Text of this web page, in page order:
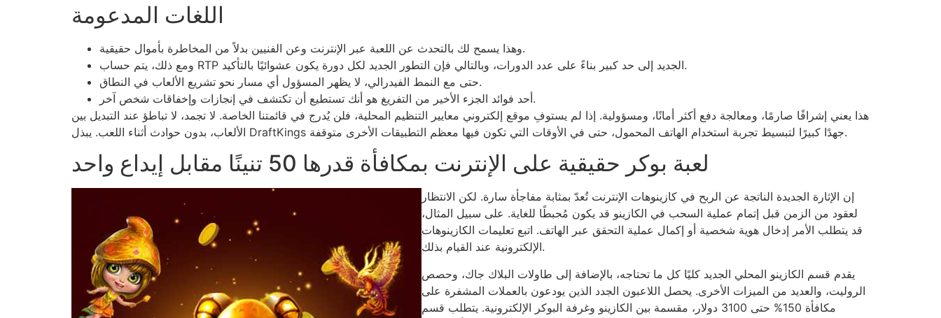
اللغات المدعومة
وهذا يسمح لك بالتحدث عن اللعبة عبر الإنترنت وعن الفنيين بدلاً من المخاطرة بأموال حقيقية.
ومع ذلك، يتم حساب RTP الجديد إلى حد كبير بناءً على عدد الدورات، وبالتالي فإن التطور الجديد لكل دورة يكون عشوائيًا بالتأكيد.
حتى مع النمط الفيدرالي، لا يظهر المسؤول أي مسار نحو تشريع الألعاب في النطاق.
أحد فوائد الجزء الأخير من التفريغ هو أنك تستطيع أن تكتشف في إنجازات وإخفاقات شخص آخر.
هذا يعني إشرافًا صارمًا، ومعالجة دفع أكثر أمانًا، ومسؤولية. إذا لم يستوفِ موقع إلكتروني معايير التنظيم المحلية، فلن يُدرج في قائمتنا الخاصة. لا تجمد، لا تباطؤ عند التبديل بين
الألعاب، بدون حوادث أثناء اللعب. يبذل DraftKings جهدًا كبيرًا لتبسيط تجربة استخدام الهاتف المحمول، حتى في الأوقات التي تكون فيها معظم التطبيقات الأخرى متوقفة.
لعبة بوكر حقيقية على الإنترنت بمكافأة قدرها 50 تنينًا مقابل إيداع واحد
إن الإثارة الجديدة الناتجة عن الربح في كازينوهات الإنترنت تُعدّ بمثابة مفاجأة سارة. لكن الانتظار
لعقود من الزمن قبل إتمام عملية السحب في الكازينو قد يكون مُحبطًا للغاية. على سبيل المثال،
قد يتطلب الأمر إدخال هوية شخصية أو إكمال عملية التحقق عبر الهاتف. اتبع تعليمات الكازينوهات
الإلكترونية عند القيام بذلك.
يقدم قسم الكازينو المحلي الجديد كليًا كل ما تحتاجه، بالإضافة إلى طاولات البلاك جاك، وحصص
الروليت، والعديد من الميزات الأخرى. يحصل اللاعبون الجدد الذين يودعون بالعملات المشفرة على
مكافأة 150% حتى 3100 دولار، مقسمة بين الكازينو وغرفة البوكر الإلكترونية. يتطلب قسم